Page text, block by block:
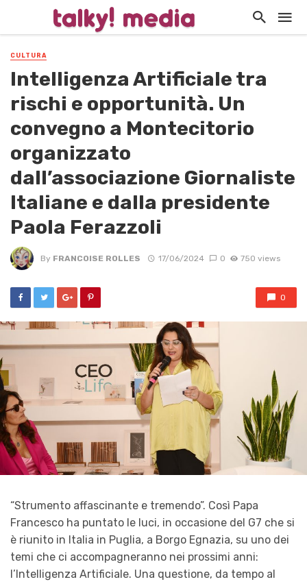
CULTURA
Intelligenza Artificiale tra
rischi e opportunità. Un
convegno a Montecitorio
organizzato
dall’associazione Giornaliste
Italiane e dalla presidente
Paola Ferazzoli
By FRANCOISE ROLLES 17/06/2024 0 750 views
0
“Strumento affascinante e tremendo”. Così Papa
Francesco ha puntato le luci, in occasione del G7 che si
è riunito in Italia in Puglia, a Borgo Egnazia, su uno dei
temi che ci accompagneranno nei prossimi anni:
l’Intelligenza Artificiale. Una questione, da tempo al